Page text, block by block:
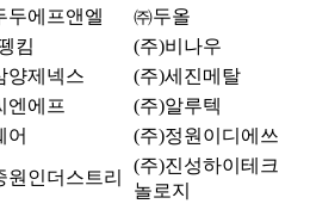
두에프앤엘
㈜두올
킴
(주)비나우
양제넥스
(주)세진메탈
엔에프
(주)알루텍
어 (주)정원이디에쓰
원인더스트리
(주)진성하이테크
놀로지